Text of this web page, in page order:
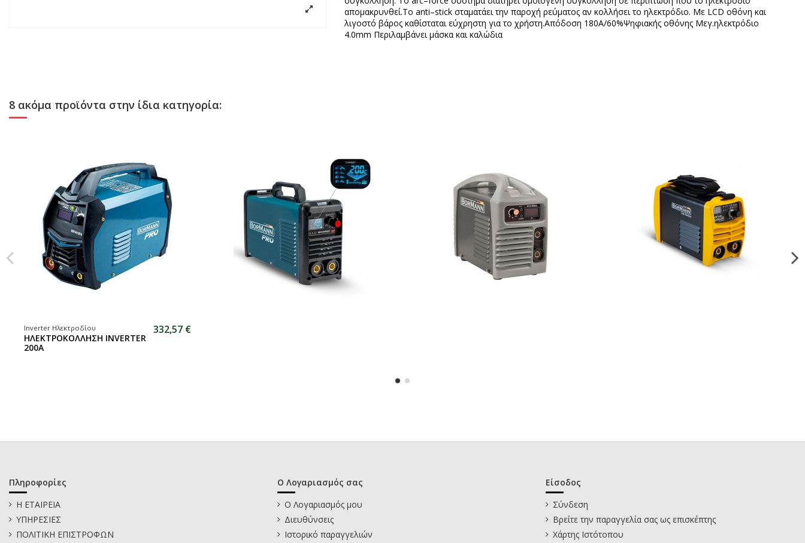
απομακρυνθεί.To anti–stick σταματάει την παροχή ρεύματος αν κολλήσει το ηλεκτρόδιο. Με LCD οθόνη και
λιγοστό βάρος καθίσταται εύχρηστη για το χρήστη.Απόδοση 180A/60%Ψηφιακής οθόνης Μεγ.ηλεκτρόδιο
4.0mm Περιλαμβάνει μάσκα και καλώδια
8 ακόμα προϊόντα στην ίδια κατηγορία:
Inverter Ηλεκτροδίου
ΗΛΕΚΤΡΟΚΟΛΛΗΣΗ INVERTER
200A
332,57 €
Πληροφορίες
Η ΕΤΑΙΡΕΙΑ
ΥΠΗΡΕΣΙΕΣ
ΠΟΛΙΤΙΚΗ ΕΠΙΣΤΡΟΦΩΝ
Ο Λογαριασμός σας
Ο Λογαριασμός μου
Διευθύνσεις
Ιστορικό παραγγελιών
Είσοδος
Σύνδεση
Βρείτε την παραγγελία σας ως επισκέπτης
Χάρτης Ιστότοπου